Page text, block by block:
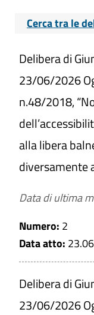
Cerca tra le
Cerca tra le
Numero
Data atto
Da
a
Delibera di
23/06/2026
n.48/2018,
alla libera
diversamente
Data di ultima
Numero: 2
Data atto:
Delibera di
23/06/2026